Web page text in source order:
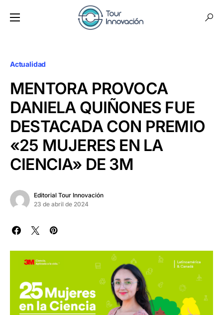
Actualidad
MENTORA PROVOCA
DANIELA QUIÑONES FUE
DESTACADA CON PREMIO
«25 MUJERES EN LA
CIENCIA» DE 3M
Editorial Tour Innovación
23 de abril de 2024